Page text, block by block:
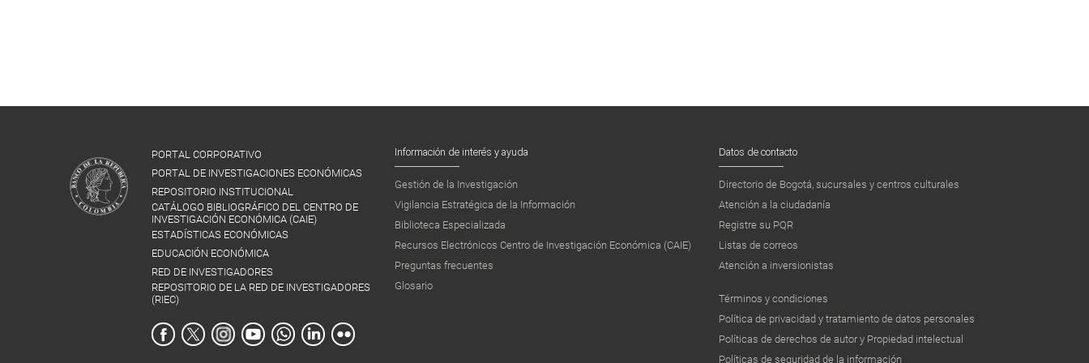
PORTAL CORPORATIVO
PORTAL DE INVESTIGACIONES ECONÓMICAS
REPOSITORIO INSTITUCIONAL
CATÁLOGO BIBLIOGRÁFICO DEL CENTRO DE
INVESTIGACIÓN ECONÓMICA (CAIE)
ESTADÍSTICAS ECONÓMICAS
EDUCACIÓN ECONÓMICA
RED DE INVESTIGADORES
REPOSITORIO DE LA RED DE INVESTIGADORES
(RIEC)
Información de interés y ayuda
Gestión de la Investigación
Vigilancia Estratégica de la Información
Biblioteca Especializada
Recursos Electrónicos Centro de Investigación Económica (CAIE)
Preguntas frecuentes
Glosario
Datos de contacto
Directorio de Bogotá, sucursales y centros culturales
Atención a la ciudadanía
Registre su PQR
Listas de correos
Atención a inversionistas
Términos y condiciones
Política de privacidad y tratamiento de datos personales
Políticas de derechos de autor y Propiedad intelectual
Políticas de seguridad de la información